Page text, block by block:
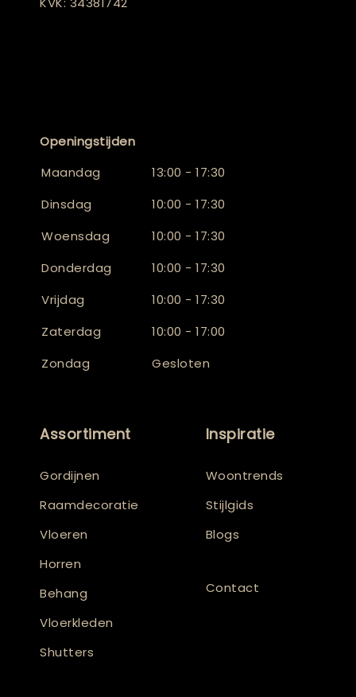
Openingstijden
Maandag
13:00 - 17:30
Dinsdag
10:00 - 17:30
Woensdag
10:00 - 17:30
Donderdag
10:00 - 17:30
Vrijdag
10:00 - 17:30
Zaterdag
10:00 - 17:00
Zondag
Gesloten
Assortiment
Gordijnen
Raamdecoratie
Vloeren
Horren
Behang
Vloerkleden
Shutters
Inspiratie
Woontrends
Stijlgids
Blogs
Contact